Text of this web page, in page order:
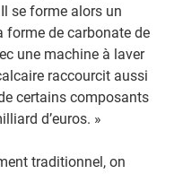
se forme alors un
forme de carbonate de
une machine à laver
raccourcit aussi
certains composants
d’euros. »
traditionnel, on